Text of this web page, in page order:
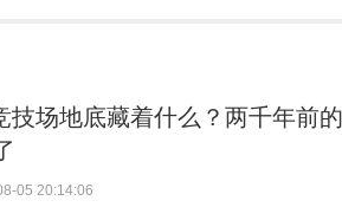
技场地底藏着什么？两千年前
05 20:14:06